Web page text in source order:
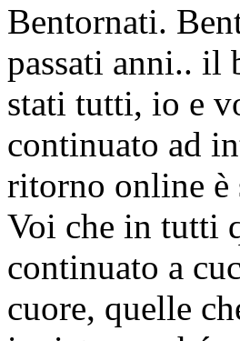
Bentornati.
passati anni.. il
stati tutti, io e
continuato ad
ritorno online è
Voi che in tutti
continuato a
cuore, quelle